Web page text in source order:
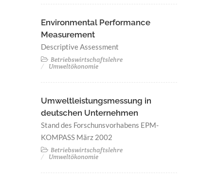
Environmental Performance
Measurement
Descriptive Assessment
Betriebswirtschaftslehre
Umweltökonomie
Umweltleistungsmessung in
deutschen Unternehmen
Stand des Forschunsvorhabens EPM-
KOMPASS März 2002
Betriebswirtschaftslehre
Umweltökonomie